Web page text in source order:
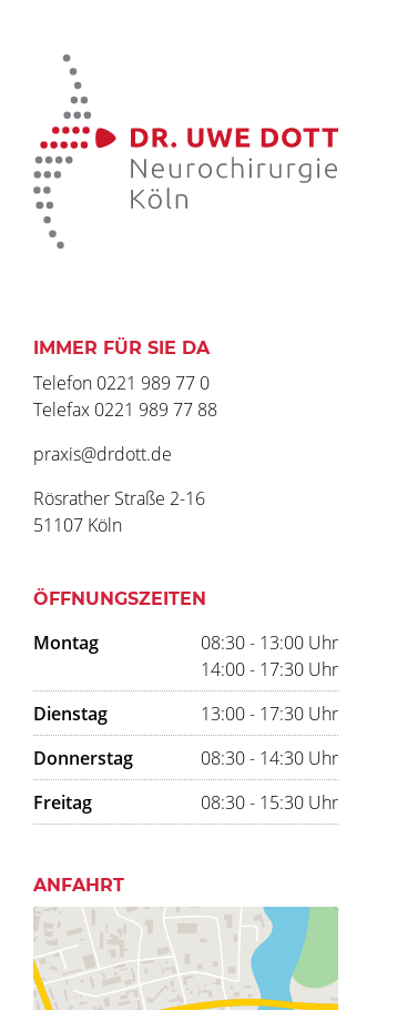
IMMER FÜR SIE DA
Telefon 0221 989 77 0
Telefax 0221 989 77 88
praxis@drdott.de
Rösrather Straße 2-16
51107 Köln
ÖFFNUNGSZEITEN
Montag
08:30 - 13:00 Uhr
14:00 - 17:30 Uhr
Dienstag
13:00 - 17:30 Uhr
Donnerstag
08:30 - 14:30 Uhr
Freitag
08:30 - 15:30 Uhr
ANFAHRT